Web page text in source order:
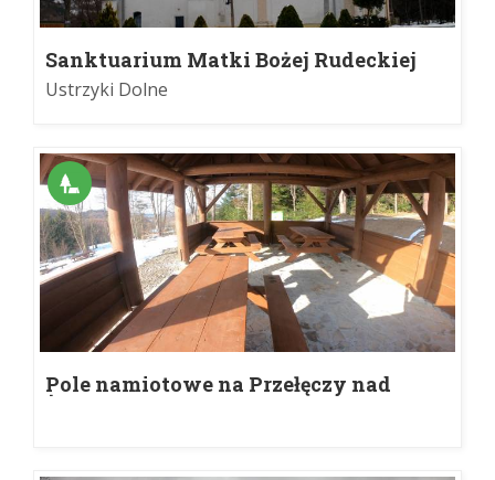
Sanktuarium Matki Bożej Rudeckiej
Królowej Bieszczadzkiej w Jasieniu
Ustrzyki Dolne
Pole namiotowe na Przełęczy nad
Żłobkiem